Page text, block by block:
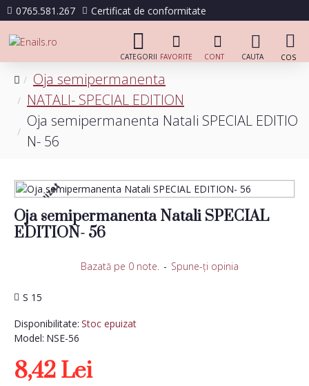
0765.581.267 Certificat de conformitate
Oja semipermanenta
NATALI- SPECIAL EDITION
Oja semipermanenta Natali SPECIAL EDITIO
N- 56
Stoc epuizat
Oja semipermanenta Natali SPECIAL
EDITION- 56
Disponibilitate: Stoc epuizat
Model: NSE-56
S 15
Bazată pe 0 note. - Spune-ţi opinia
8,42 Lei